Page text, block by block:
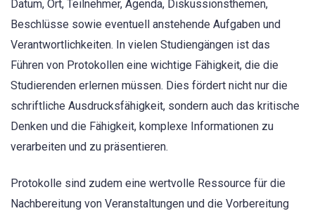
Datum, Ort, Teilnehmer, Agenda, Diskussionsthemen,
Beschlüsse sowie eventuell anstehende Aufgaben und
Verantwortlichkeiten. In vielen Studiengängen ist das
Führen von Protokollen eine wichtige Fähigkeit, die die
Studierenden erlernen müssen. Dies fördert nicht nur die
schriftliche Ausdrucksfähigkeit, sondern auch das kritische
Denken und die Fähigkeit, komplexe Informationen zu
verarbeiten und zu präsentieren.
Protokolle sind zudem eine wertvolle Ressource für die
Nachbereitung von Veranstaltungen und die Vorbereitung